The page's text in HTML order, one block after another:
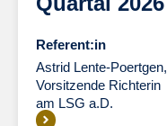
Referent:in
Astrid Lente-Poertgen,
Vorsitzende Richterin
am LSG a.D.